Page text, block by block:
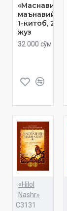
«Маснавийи
маънавий»
1-китоб, 2-
жуз
32 000 сўм
«Hilol
Nashr»
C3131